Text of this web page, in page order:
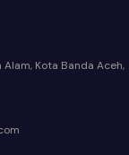
Alam, Kota Banda Aceh,